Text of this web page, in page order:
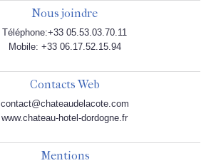
Nous joindre
Téléphone:+33 05.53.03.70.11
Mobile: +33 06.17.52.15.94
Contacts Web
contact@chateaudelacote.com
www.chateau-hotel-dordogne.fr
Mentions